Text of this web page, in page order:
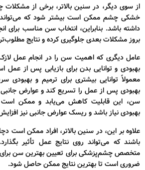
از سوی دیگر، در سنین بالاتر، برخی از
خشکی چشم ممکن است بیشتر شود که می‌تواند
داشته باشد. بنابراین، انتخاب سن مناسب برای
بروز مشکلات بعدی جلوگیری کرده و نتایج
عامل دیگری که اهمیت سن را در انجام عمل
بهبودی و توانایی بدن برای بازیابی پس از
معمولاً توانایی بیشتری برای ترمیم و بهبودی
بهبودی پس از عمل را تسریع کند و عوارض
سن، این قابلیت کاهش می‌یابد و ممکن است
بهبودی نیاز باشد و ریسک عوارض جانبی نیز
علاوه بر این، در سنین بالاتر، افراد ممکن
باشند که می‌تواند روی نتایج عمل تأثیر
متخصص چشم‌پزشکی برای تعیین بهترین سن برای
ضروری است تا بهترین نتایج ممکن حاصل شود.